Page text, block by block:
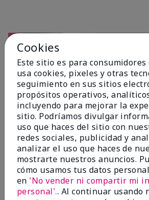
OPINIONES
4.7
10 Reseñas
Cookies
Este sitio es para consumidores
usa cookies, pixeles y otras
seguimiento en sus sitios
propósitos operativos,
incluyendo para mejorar la
sitio. Podríamos divulgar
uso que haces del sitio con
redes sociales, publicidad y
analizar el uso que haces de
mostrarte nuestros anuncios.
cómo usamos tus datos
en 'No vender ni compartir mi
personal'.. Al continuar usando